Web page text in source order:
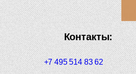
Контакты:
+7 495 514 83 62